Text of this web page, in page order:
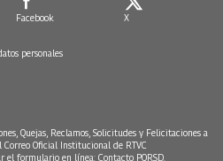
Facebook X
personales
Quejas, Reclamos, Solicitudes y Felicitaciones a
Oficial Institucional de RTVC
el formulario en línea: Contacto PQRSD.